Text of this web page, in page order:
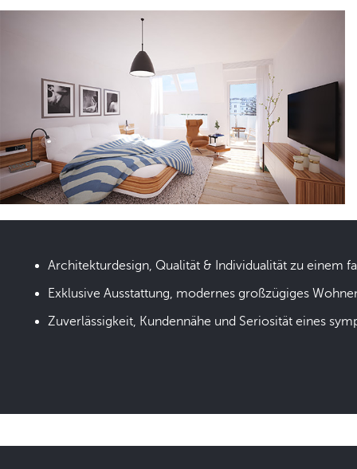
Architekturdesign, Qualität & Individualität zu einem
Exklusive Ausstattung, modernes großzügiges
Zuverlässigkeit, Kundennähe und Seriosität eines